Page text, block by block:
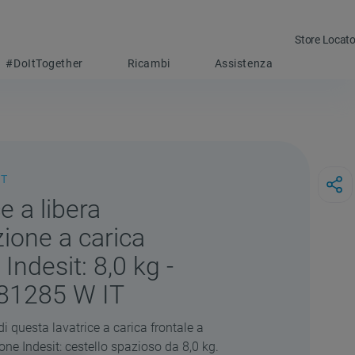
#DoItTogether Ricambi Assistenza
Store
a libera
a carica
8,0 kg -
W IT
questa lavatrice a carica frontale a
Indesit: cestello spazioso da 8,0 kg.